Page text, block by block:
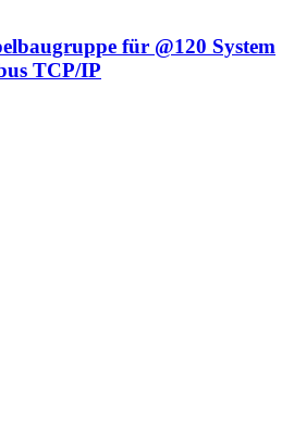
für @120 System
TCP/IP